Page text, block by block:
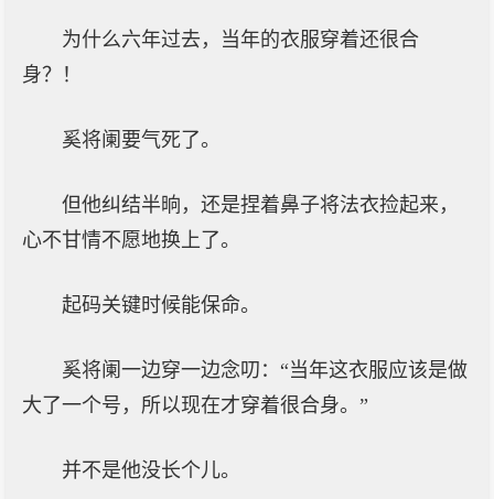
为什么六年过去，当年的衣服穿着还很合
身？！
奚将阑要气死了。
但他纠结半晌，还是捏着鼻子将法衣捡起来，
心不甘情不愿地换上了。
起码关键时候能保命。
奚将阑一边穿一边念叨：“当年这衣服应该是做
大了一个号，所以现在才穿着很合身。”
并不是他没长个儿。